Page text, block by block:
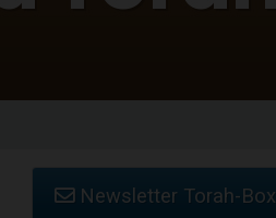
Newsletter Torah-Box